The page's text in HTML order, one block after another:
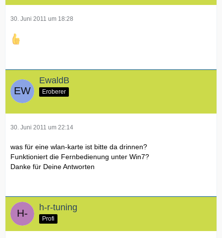
30. Juni 2011 um 18:28
EwaldB
Eroberer
30. Juni 2011 um 22:14
was für eine wlan-karte ist bitte da drinnen?
Funktioniert die Fernbedienung unter Win7?
Danke für Deine Antworten
h-r-tuning
Profi